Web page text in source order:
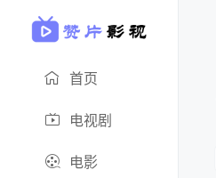
首页
电视剧
电影